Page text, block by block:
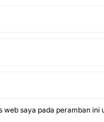
web saya pada peramban